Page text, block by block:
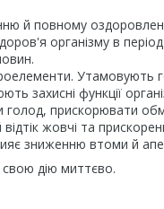
й повному
організму в
захисні функції
прискорювати
жовчі та
зниженню втоми й
свою дію миттєво.